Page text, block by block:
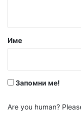
р
Име
Запомни ме!
Are you human?